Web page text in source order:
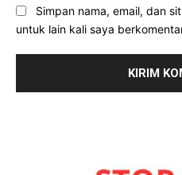
Simpan nama, email, dan
untuk lain kali saya